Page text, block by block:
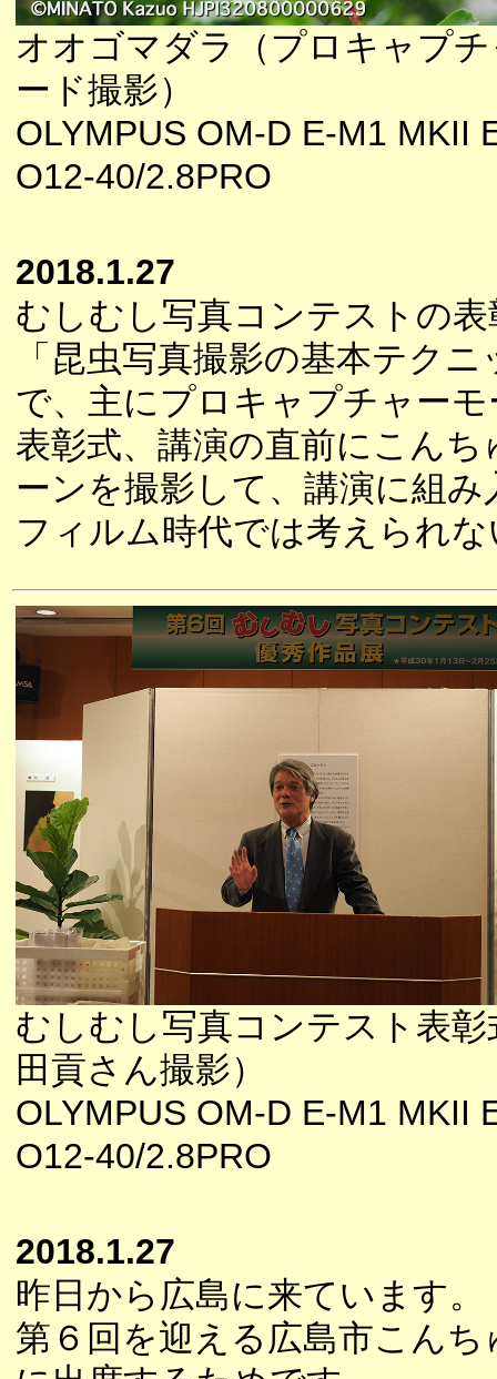
オオゴマダラ（プロキャプ
ード撮影）
OLYMPUS OM-D E-M1 MKII
O12-40/2.8PRO
2018.1.27
むしむし写真コンテストの
「昆虫写真撮影の基本テク
で、主にプロキャプチャー
表彰式、講演の直前にこん
ーンを撮影して、講演に組
フィルム時代では考えられ
むしむし写真コンテスト表彰
田貢さん撮影）
OLYMPUS OM-D E-M1 MKII
O12-40/2.8PRO
2018.1.27
昨日から広島に来ています。
第６回を迎える広島市こん